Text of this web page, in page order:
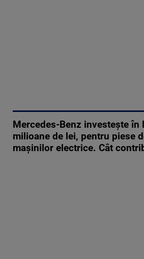
Mercedes-Benz investește în
milioane de lei, pentru piese
mașinilor electrice. Cât